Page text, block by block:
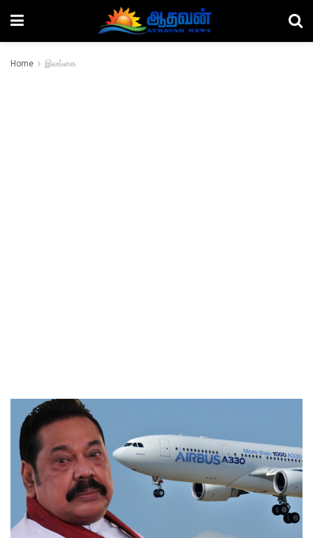
Home இலங்கை